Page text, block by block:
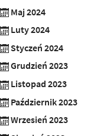
Maj 2024
Luty 2024
Styczeń 2024
Grudzień 2023
Listopad 2023
Październik 2023
Wrzesień 2023